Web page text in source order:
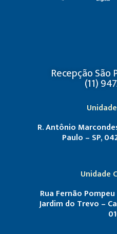
Recepção São
(11)
R. Antônio
Paulo – SP,
Unidade
Rua Fernão
Jardim do Trevo –